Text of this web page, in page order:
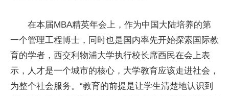
在本届MBA精英年会上，作为中国大陆培养的第
一个管理工程博士，同时也是国内率先开始探索国际教
育的学者，西交利物浦大学执行校长席酉民在会上表
示，人才是一个城市的核心，大学教育应该走进社会，
为整个社会服务。“教育的前提是让学生清楚地认识到